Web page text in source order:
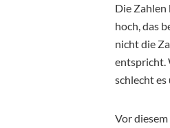
Die Zahlen
hoch, das
nicht die
entspricht.
schlecht
Vor